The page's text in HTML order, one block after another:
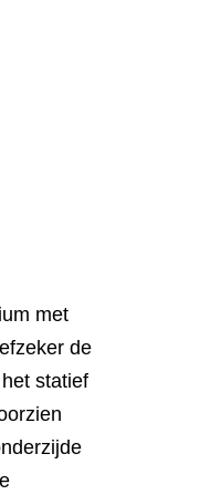
met
de
statief